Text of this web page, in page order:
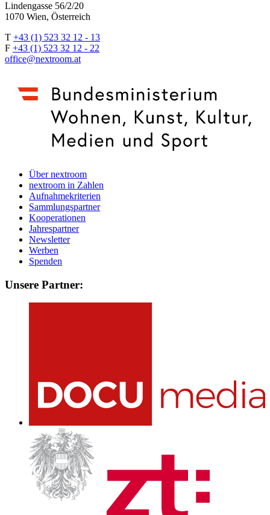
Lindengasse 56/2/20
1070 Wien, Österreich
T +43 (1) 523 32 12 - 13
F +43 (1) 523 32 12 - 22
office@nextroom.at
Über nextroom
nextroom in Zahlen
Aufnahmekriterien
Sammlungspartner
Kooperationen
Jahrespartner
Newsletter
Werben
Spenden
Unsere Partner: